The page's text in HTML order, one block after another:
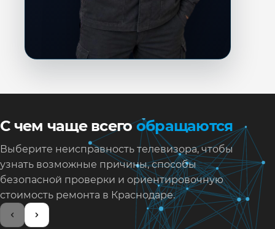
С чем чаще всегообращаются
Выберите неисправность телевизора, чтобы
узнать возможные причины, способы
безопасной проверки и ориентировочную
стоимость ремонта в Краснодаре.